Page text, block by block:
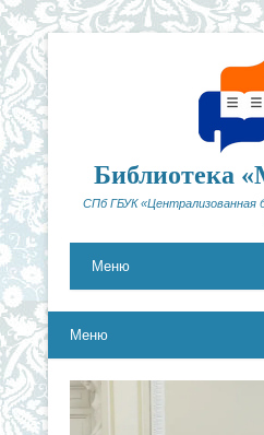
Библиотека
СПб ГБУК «Централизованная
Меню
Меню